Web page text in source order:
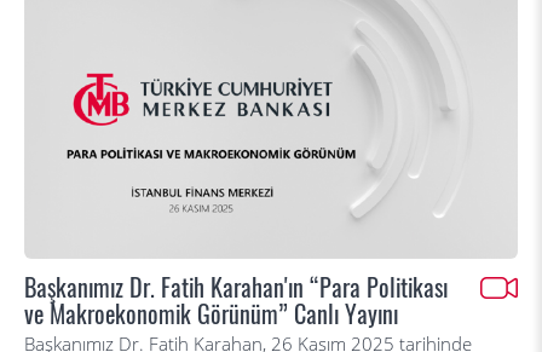
Başkanımız Dr. Fatih Karahan'ın “Para Politikası
ve Makroekonomik Görünüm” Canlı Yayını
Başkanımız Dr. Fatih Karahan, 26 Kasım 2025 tarihinde